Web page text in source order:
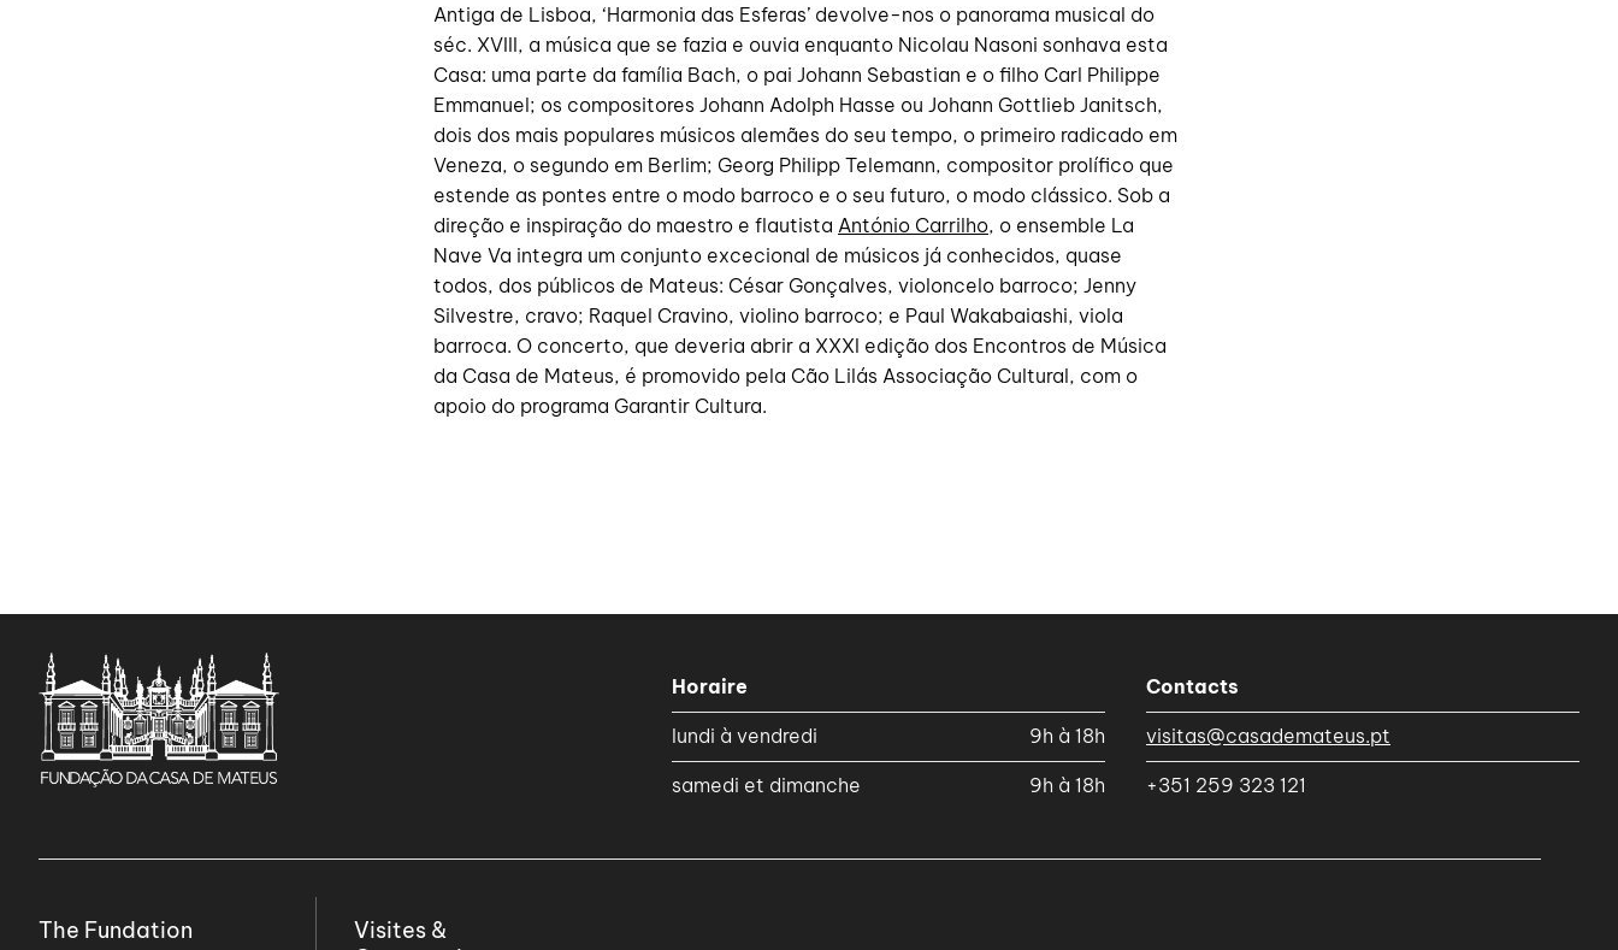
Antiga de Lisboa, ‘Harmonia das Esferas’ devolve-nos o panorama musical do
séc. XVIII, a música que se fazia e ouvia enquanto Nicolau Nasoni sonhava esta
Casa: uma parte da família Bach, o pai Johann Sebastian e o filho Carl Philippe
Emmanuel; os compositores Johann Adolph Hasse ou Johann Gottlieb Janitsch,
dois dos mais populares músicos alemães do seu tempo, o primeiro radicado em
Veneza, o segundo em Berlim; Georg Philipp Telemann, compositor prolífico que
estende as pontes entre o modo barroco e o seu futuro, o modo clássico. Sob a
direção e inspiração do maestro e flautista António Carrilho, o ensemble La
Nave Va integra um conjunto excecional de músicos já conhecidos, quase
todos, dos públicos de Mateus: César Gonçalves, violoncelo barroco; Jenny
Silvestre, cravo; Raquel Cravino, violino barroco; e Paul Wakabaiashi, viola
barroca. O concerto, que deveria abrir a XXXI edição dos Encontros de Música
da Casa de Mateus, é promovido pela Cão Lilás Associação Cultural, com o
apoio do programa Garantir Cultura.
Horaire
lundi à vendredi 9h à 18h
samedi et dimanche 9h à 18h
Contacts
visitas@casademateus.pt
+351 259 323 121
The Fundation
Visites &